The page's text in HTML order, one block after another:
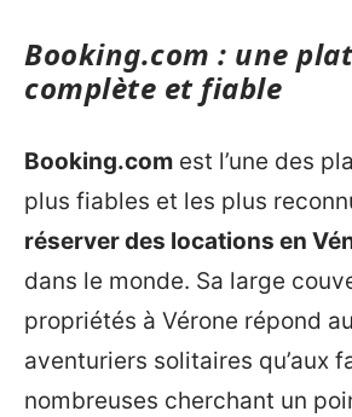
Booking.com : une
complète et fiable
Booking.com est l’une des
plus fiables et les plus
réserver des locations en
dans le monde. Sa large
propriétés à Vérone répond
aventuriers solitaires qu’aux
nombreuses cherchant un